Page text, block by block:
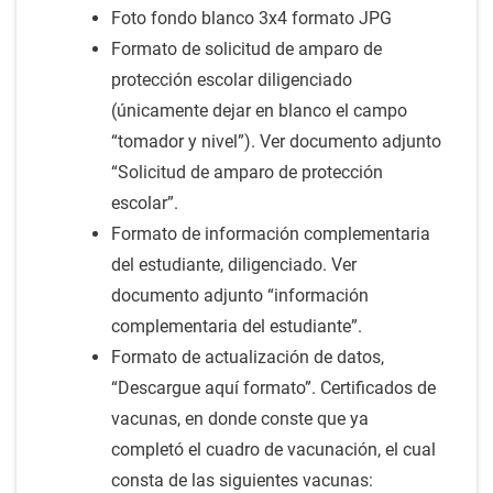
Foto fondo blanco 3x4 formato JPG
Formato de solicitud de amparo de
protección escolar diligenciado
(únicamente dejar en blanco el campo
“tomador y nivel”). Ver documento adjunto
“Solicitud de amparo de protección
escolar”.
Formato de información complementaria
del estudiante, diligenciado. Ver
documento adjunto “información
complementaria del estudiante”.
Formato de actualización de datos,
“Descargue aquí formato”. Certificados de
vacunas, en donde conste que ya
completó el cuadro de vacunación, el cual
consta de las siguientes vacunas: